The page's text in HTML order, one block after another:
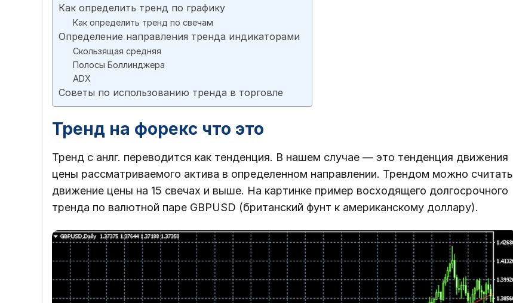
Как определить тренд по графику
Как определить тренд по свечам
Определение направления тренда индикаторами
Скользящая средняя
Полосы Боллинджера
ADX
Советы по использованию тренда в торговле
Тренд на форекс что это
Тренд с анлг. переводится как тенденция. В нашем случае — это тенденция движения
цены рассматриваемого актива в определенном направлении. Трендом можно считать
движение цены на 15 свечах и выше. На картинке пример восходящего долгосрочного
тренда по валютной паре GBPUSD (британский фунт к американскому доллару).